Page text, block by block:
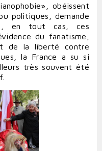
obéissent
politiques, demande
en tout cas, ces
du fanatisme,
de la liberté contre
la France a su si
très souvent été